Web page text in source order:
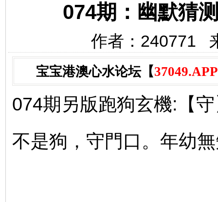
074期：幽默猜
作者：240771
宝宝港澳心水论坛【37049.APP
074期另版跑狗玄機:【
不是狗，守門口。年幼